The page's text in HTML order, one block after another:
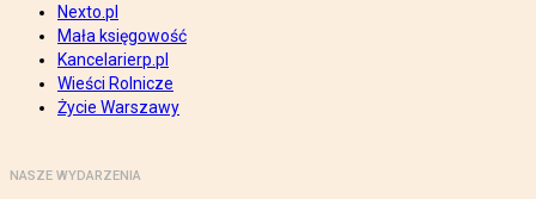
Nexto.pl
Mała księgowość
Kancelarierp.pl
Wieści Rolnicze
Życie Warszawy
NASZE WYDARZENIA